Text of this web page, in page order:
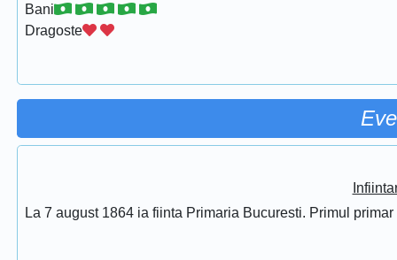
Bani
Dragoste
La 7 august 1864 ia fiinta Primaria Bucuresti. Primul